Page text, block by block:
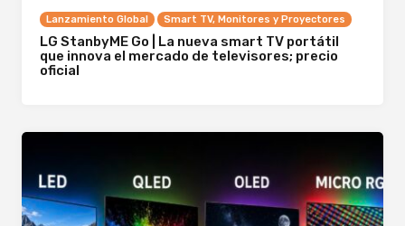
Lanzamiento Global Smart TV, Monitores y Proyectores
LG StanbyME Go | La nueva smart TV portátil
que innova el mercado de televisores; precio
oficial